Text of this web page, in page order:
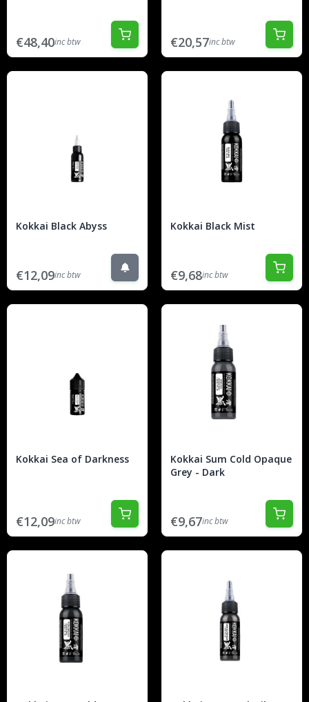
€48,40inc btw €20,57inc btw
Kokkai Black Abyss
€12,09inc btw
Kokkai Black Mist
€9,68inc btw
Kokkai Sea of Darkness
€12,09inc btw
Kokkai Sum Cold Opaque
Grey - Dark
€9,67inc btw